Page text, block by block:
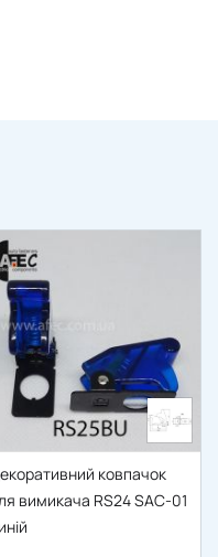
ковпачок
вимикача RS24 SAC-01